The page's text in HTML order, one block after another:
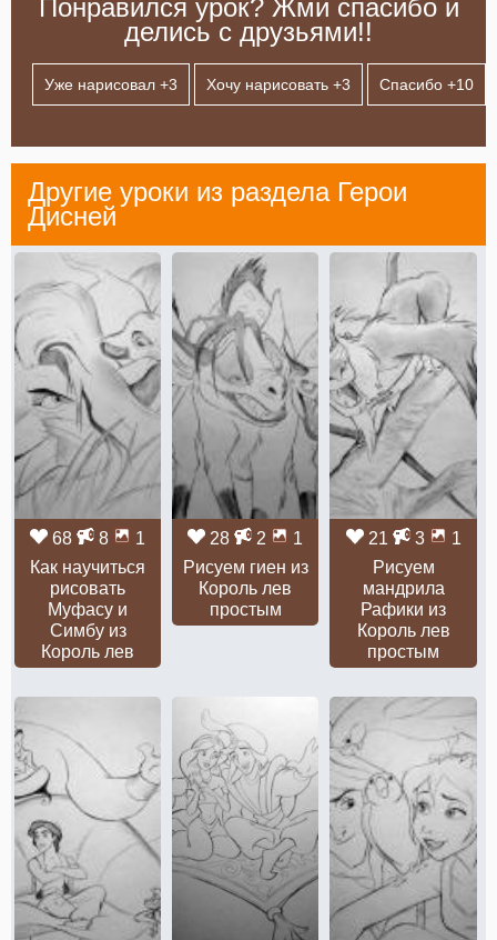
Понравился урок? Жми спасибо и
делись с друзьями!!
Уже нарисовал +3 Хочу нарисовать +3 Спасибо +10
Другие уроки из раздела Герои
Дисней
68 8
1
Как научиться
рисовать
Муфасу и
Симбу из
Король лев
28 2
1
Рисуем гиен из
Король лев
простым
21 3
1
Рисуем
мандрила
Рафики из
Король лев
простым